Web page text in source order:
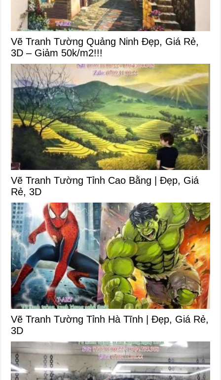
Vẽ Tranh Tường Quảng Ninh Đẹp, Giá Rẻ,
3D – Giảm 50k/m2!!!
Vẽ Tranh Tường Tỉnh Cao Bằng | Đẹp, Giá
Rẻ, 3D
Vẽ Tranh Tường Tỉnh Hà Tĩnh | Đẹp, Giá Rẻ,
3D